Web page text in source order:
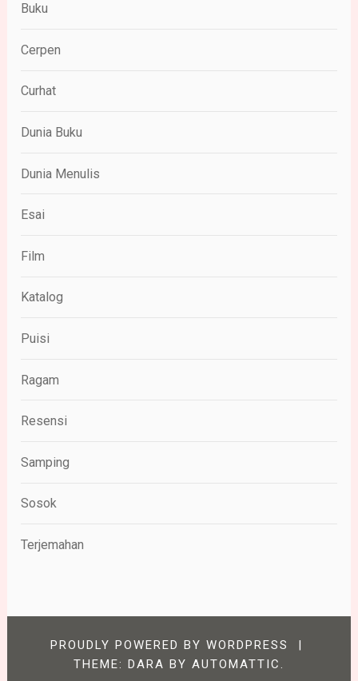
Buku
Cerpen
Curhat
Dunia Buku
Dunia Menulis
Esai
Film
Katalog
Puisi
Ragam
Resensi
Samping
Sosok
Terjemahan
PROUDLY POWERED BY WORDPRESS
|
THEME: DARA BY AUTOMATTIC.